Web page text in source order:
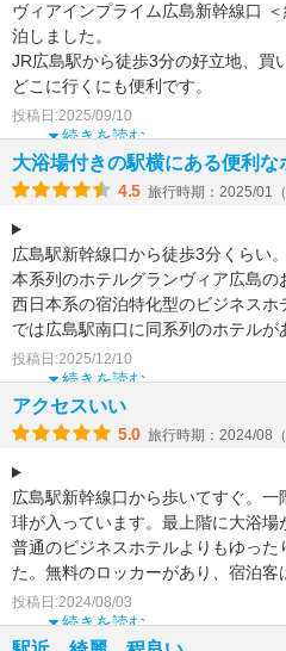
ヴィアインプライム広島新幹線口
泊しました。
JR広島駅から徒歩3分の好立地、買
どこに行くにも便利です。
まだ新しく、綺麗なホテルです。
客室は木のぬくもりを感じら
続きを読む
投稿日:2025/09/10
大浴場付きの駅横にある便利な
4.5 旅行時期：2025/01（
広島駅新幹線口から徒歩3分くらい
本系列のホテルグランヴィア広島の
西日本系の宿泊特化型のビジネスホ
では広島駅南口に同系列のホテルが
た形で、20
続きを読む
投稿日:2025/12/10
アクセスいい
5.0 旅行時期：2024/08（
広島駅新幹線口から歩いてすぐ。一
琲が入っています。最上階に大浴場
普通のビジネスホテルよりもゆった
た。無料のロッカーがあり、宿泊客
前やチェックアウ
続きを読む
投稿日:2024/08/03